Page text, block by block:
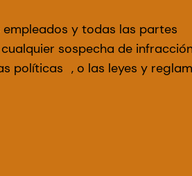
y todas las partes
sospecha de
políticas , o las leyes y